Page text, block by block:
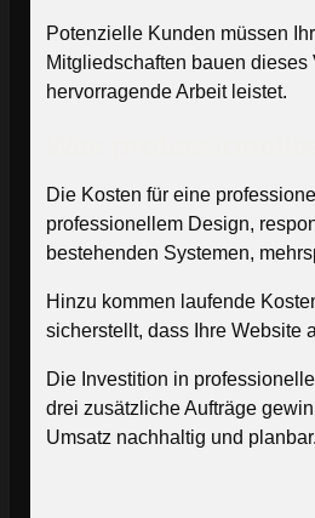
Potenzielle Kunden müssen
Mitgliedschaften bauen
hervorragende Arbeit leistet.
Die Kosten für eine
professionellem Design,
bestehenden Systemen,
Hinzu kommen laufende
sicherstellt, dass Ihre Website
Die Investition in
drei zusätzliche Aufträge
Umsatz nachhaltig und planbar.